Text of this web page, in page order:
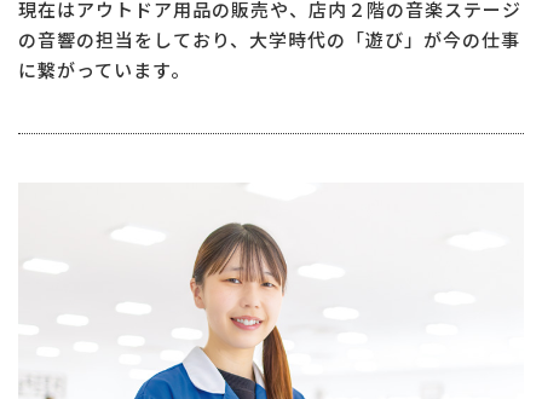
現在はアウトドア用品の販売や、店内２階の音楽ステージ
の音響の担当をしており、大学時代の「遊び」が今の仕事
に繋がっています。